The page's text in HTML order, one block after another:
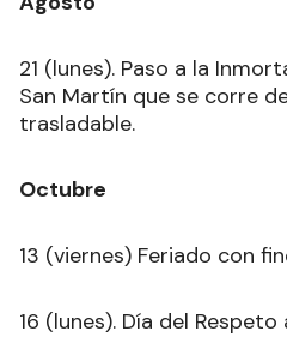
21 (lunes). Paso a la
San Martín que se corre
trasladable.
Octubre
13 (viernes) Feriado con
16 (lunes). Día del